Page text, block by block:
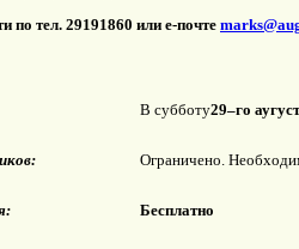
по тел. 29191860 или е-почте
В субботу29–го
Ограничено.
Бесплатно